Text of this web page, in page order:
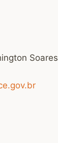
Soares